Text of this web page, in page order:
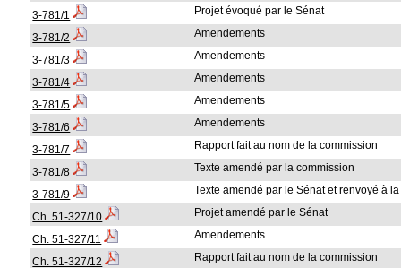
3-781/1 Projet évoqué par le Sénat
3-781/2 Amendements
3-781/3 Amendements
3-781/4 Amendements
3-781/5 Amendements
3-781/6 Amendements
3-781/7 Rapport fait au nom de la commission
3-781/8 Texte amendé par la commission
3-781/9 Texte amendé par le Sénat et renvoyé à
Ch. 51-327/10 Projet amendé par le Sénat
Ch. 51-327/11 Amendements
Ch. 51-327/12 Rapport fait au nom de la commission